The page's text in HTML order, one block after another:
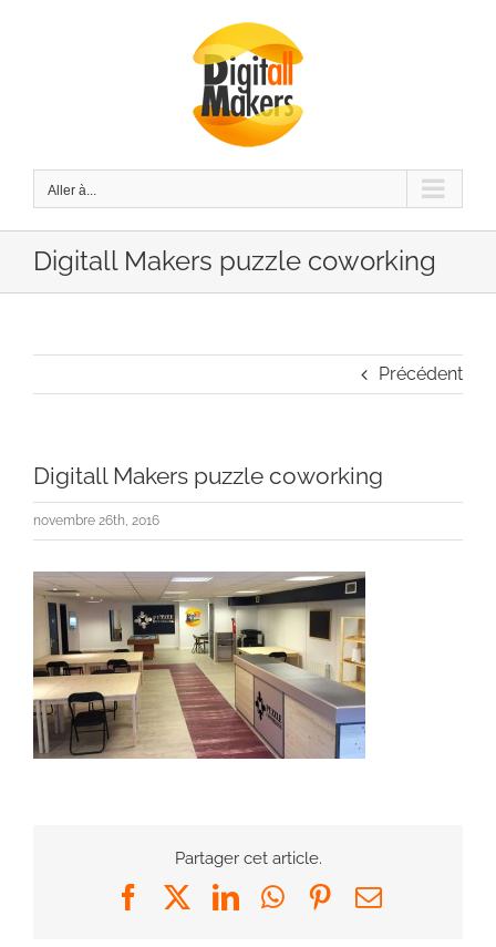
Aller à...
Digitall Makers puzzle coworking
Précédent
Digitall Makers puzzle coworking
novembre 26th, 2016
Partager cet article.
FacebookLinkedInWhatsApp
Pinterest
Email